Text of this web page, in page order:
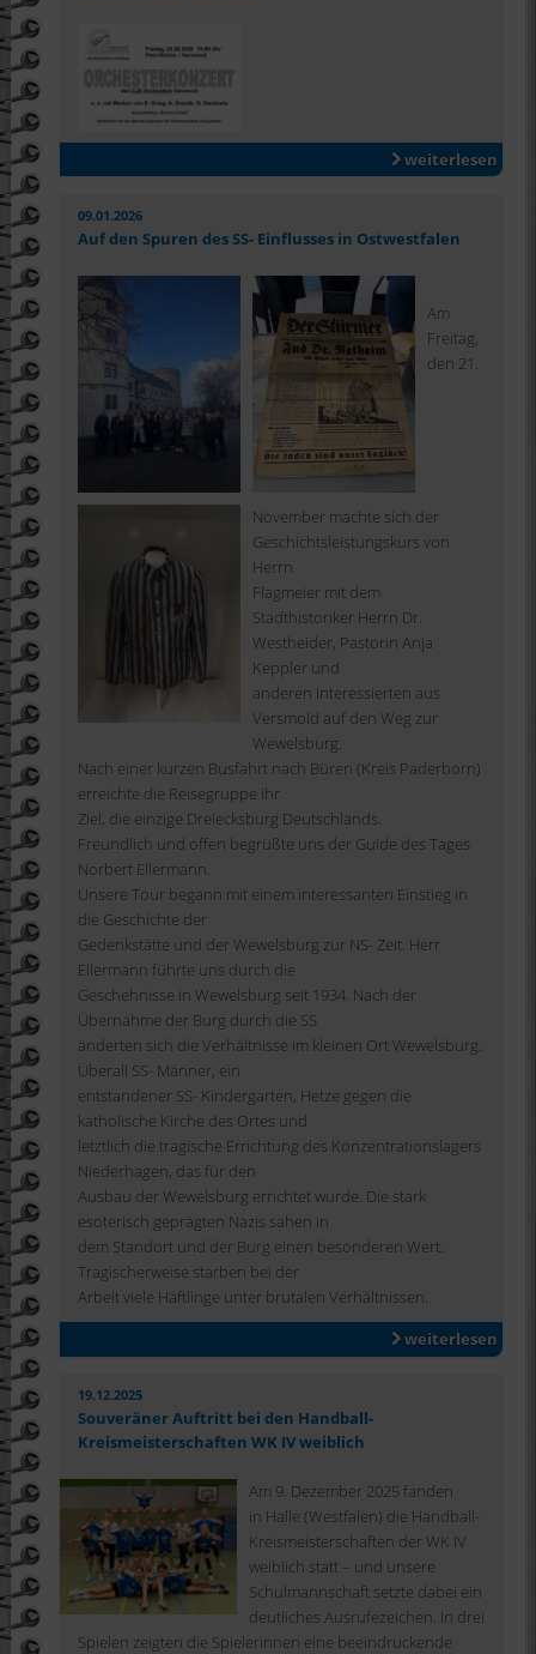
weiterlesen
09.01.2026
Auf den Spuren des SS- Einflusses in Ostwestfalen
Am
Freitag,
den 21.
November machte sich der
Geschichtsleistungskurs von
Herrn
Flagmeier mit dem
Stadthistoriker Herrn Dr.
Westheider, Pastorin Anja
Keppler und
anderen Interessierten aus
Versmold auf den Weg zur
Wewelsburg.
Nach einer kurzen Busfahrt nach Büren (Kreis Paderborn)
erreichte die Reisegruppe ihr
Ziel, die einzige Dreiecksburg Deutschlands.
Freundlich und offen begrüßte uns der Guide des Tages
Norbert Ellermann.
Unsere Tour begann mit einem interessanten Einstieg in
die Geschichte der
Gedenkstätte und der Wewelsburg zur NS- Zeit. Herr
Ellermann führte uns durch die
Geschehnisse in Wewelsburg seit 1934. Nach der
Übernahme der Burg durch die SS
änderten sich die Verhältnisse im kleinen Ort Wewelsburg.
Überall SS- Männer, ein
entstandener SS- Kindergarten, Hetze gegen die
katholische Kirche des Ortes und
letztlich die tragische Errichtung des Konzentrationslagers
Niederhagen, das für den
Ausbau der Wewelsburg errichtet wurde. Die stark
esoterisch geprägten Nazis sahen in
dem Standort und der Burg einen besonderen Wert.
Tragischerweise starben bei der
Arbeit viele Häftlinge unter brutalen Verhältnissen.
weiterlesen
19.12.2025
Souveräner Auftritt bei den Handball-
Kreismeisterschaften WK IV weiblich
Am 9. Dezember 2025 fanden
in Halle (Westfalen) die Handball-
Kreismeisterschaften der WK IV
weiblich statt – und unsere
Schulmannschaft setzte dabei ein
deutliches Ausrufezeichen. In drei
Spielen zeigten die Spielerinnen eine beeindruckende